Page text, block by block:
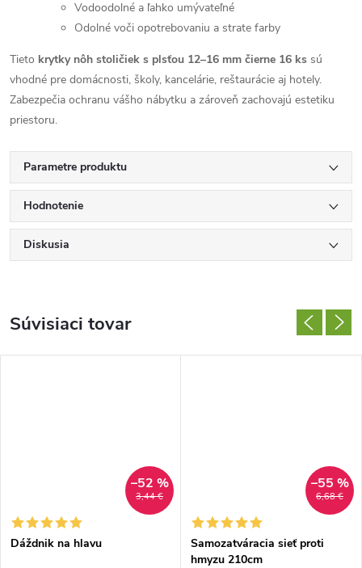
Vodoodolné a ľahko umývateľné
Odolné voči opotrebovaniu a strate farby
Tieto krytky nôh stoličiek s plsťou 12–16 mm čierne 16 ks sú
vhodné pre domácnosti, školy, kancelárie, reštaurácie aj hotely.
Zabezpečia ochranu vášho nábytku a zároveň zachovajú estetiku
priestoru.
Parametre produktu
Hodnotenie
Diskusia
Súvisiaci tovar
3,44 €
–52 %
Dáždnik na hlavu
6,68 €
–55 %
Samozatváracia sieť proti
hmyzu 210cm